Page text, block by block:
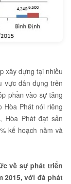
xây dựng tại nhiều
vực dân dụng trên
phần vào sự tăng
Hòa Phát nói riêng
Hòa Phát đạt sản
kế hoạch năm và
về sự phát triển
2015, với đà phát